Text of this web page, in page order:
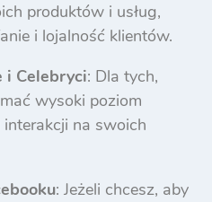
produktów i usług,
i lojalność klientów.
i Celebryci: Dla tych,
wysoki poziom
na swoich
: Jeżeli chcesz, aby